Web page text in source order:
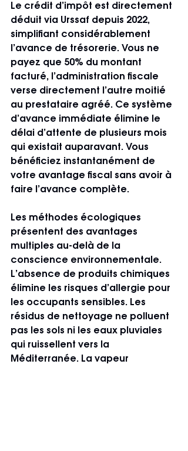
Le crédit d’impôt est directement
déduit via Urssaf depuis 2022,
simplifiant considérablement
l’avance de trésorerie. Vous ne
payez que 50% du montant
facturé, l’administration fiscale
verse directement l’autre moitié
au prestataire agréé. Ce système
d’avance immédiate élimine le
délai d’attente de plusieurs mois
qui existait auparavant. Vous
bénéficiez instantanément de
votre avantage fiscal sans avoir à
faire l’avance complète.
Les méthodes écologiques
présentent des avantages
multiples au-delà de la
conscience environnementale.
L’absence de produits chimiques
élimine les risques d’allergie pour
les occupants sensibles. Les
résidus de nettoyage ne polluent
pas les sols ni les eaux pluviales
qui ruissellent vers la
Méditerranée. La vapeur